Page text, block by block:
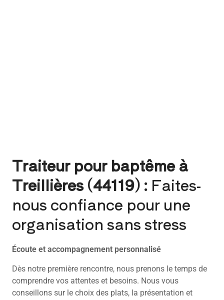
Traiteur pour baptême à
Treillières (44119) : Faites-
nous confiance pour une
organisation sans stress
Écoute et accompagnement personnalisé
Dès notre première rencontre, nous prenons le temps de
comprendre vos attentes et besoins. Nous vous
conseillons sur le choix des plats, la présentation et